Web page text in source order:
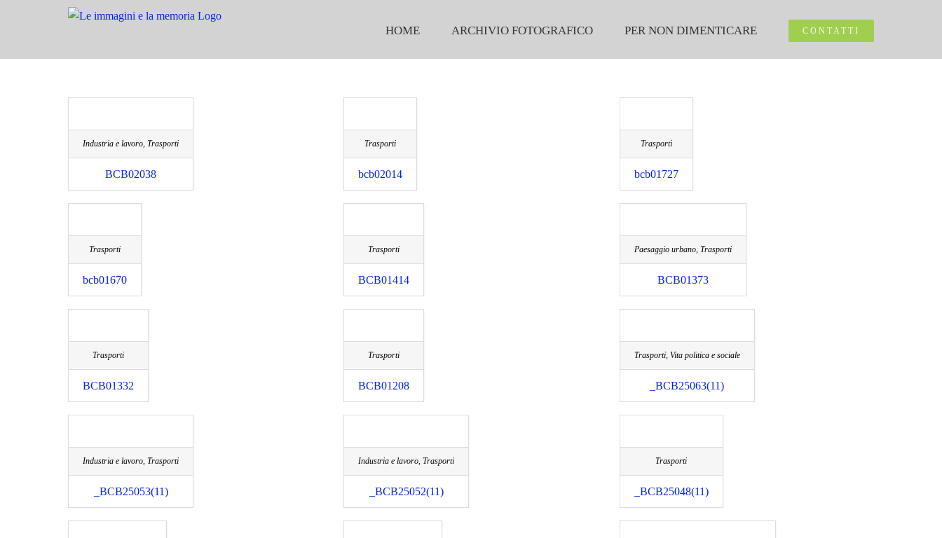
HOME ARCHIVIO FOTOGRAFICO PER NON DIMENTICARE CONTATTI
Industria e lavoro, Trasporti
BCB02038
Trasporti
bcb02014
Trasporti
bcb01727
Trasporti
bcb01670
Trasporti
BCB01414
Paesaggio urbano, Trasporti
BCB01373
Trasporti
BCB01332
Trasporti
BCB01208
Trasporti, Vita politica e sociale
_BCB25063(11)
Industria e lavoro, Trasporti
_BCB25053(11)
Industria e lavoro, Trasporti
_BCB25052(11)
Trasporti
_BCB25048(11)